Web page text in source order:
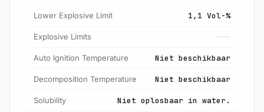
Lower Explosive Limit 1,1 Vol-%
Explosive Limits ---
Auto Ignition Temperature Niet beschikbaar
Decomposition Temperature Niet beschikbaar
Solubility Niet oplosbaar in water.